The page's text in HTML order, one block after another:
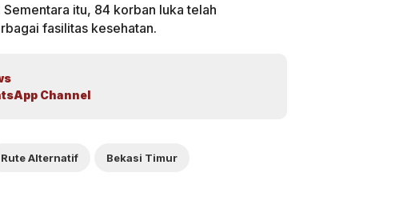
itu, 84 korban luka telah
fasilitas kesehatan.
Channel
Rute Alternatif Bekasi Timur